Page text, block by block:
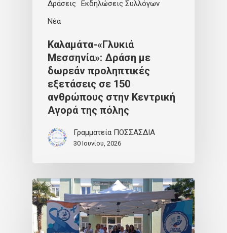
Δράσεις
Εκδηλώσεις Συλλόγων
Νέα
Καλαμάτα-«Γλυκιά
Μεσσηνία»: Δράση με
δωρεάν προληπτικές
εξετάσεις σε 150
ανθρώπους στην Κεντρική
Αγορά της πόλης
Γραμματεία ΠΟΣΣΑΣΔΙΑ
30 Ιουνίου, 2026